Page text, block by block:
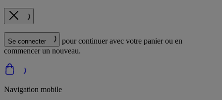
Se connecter
pour continuer avec votre panier ou en
commencer un nouveau.
Navigation mobile